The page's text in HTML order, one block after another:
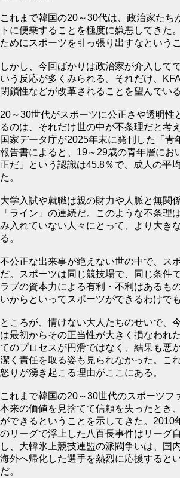
これまで韓国の20～30代は、政治家たち
トに便乗することを極度に嫌悪してきた
ためにスポーツを引っ張り出すなというこ
しかし、今回ばかりは政治家が介入して
いう反応が多くみられる。それだけ、
閉鎖性などが改革されることを望んでい
20～30世代がスポーツに公正さや透明性
るのは、それだけ世の中が不条理だと考
国家データ庁が2025年末に発刊した「青
報告書によると、19～29歳の青年層にお
正だ」という認識は45.8％で、成人の平
た。
大学入試や就職は親の財力や人脈と無関
「ライン」の連続だ。このような不条理
み入れていない人々にとって、より大き
る。
不公正な出来事が絶えない世の中で、ス
だ。スポーツは同じ競技場で、同じ条件
ラブの資本力による有利・不利はあるも
いからといってスポーツができるわけでも
ところが、情けない大人たちのせいで、
は最初からその正当性が大きく損なわれ
てのプロセスが円滑ではなく、結果も悪
潔く責任を取る姿も見られなかった。こ
怒りが湧き起こる理由がここにある。
これまで韓国の20～30世代のスポーツフ
本来の価値を見捨てて信頼を失ったとき
ができるということを示してきた。2010
のリーグで浮上した八百長事件はリーグ
し、大韓氷上競技連盟の派閥争いは、国
海外へ帰化した選手を熱烈に応援すると
だ。